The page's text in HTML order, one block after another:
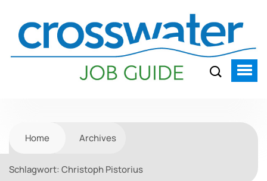
Home Archives
Schlagwort: Christoph Pistorius